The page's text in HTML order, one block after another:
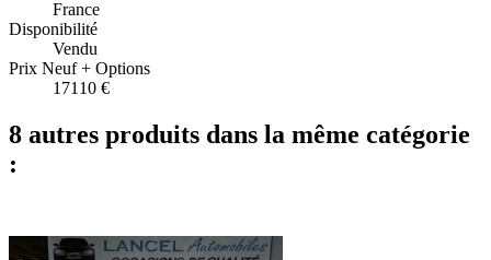
France
Disponibilité
Vendu
Prix Neuf + Options
17110 €
8 autres produits dans la même catégorie
: